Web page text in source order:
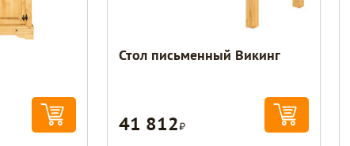
Стол письменный Викинг
41 812Р